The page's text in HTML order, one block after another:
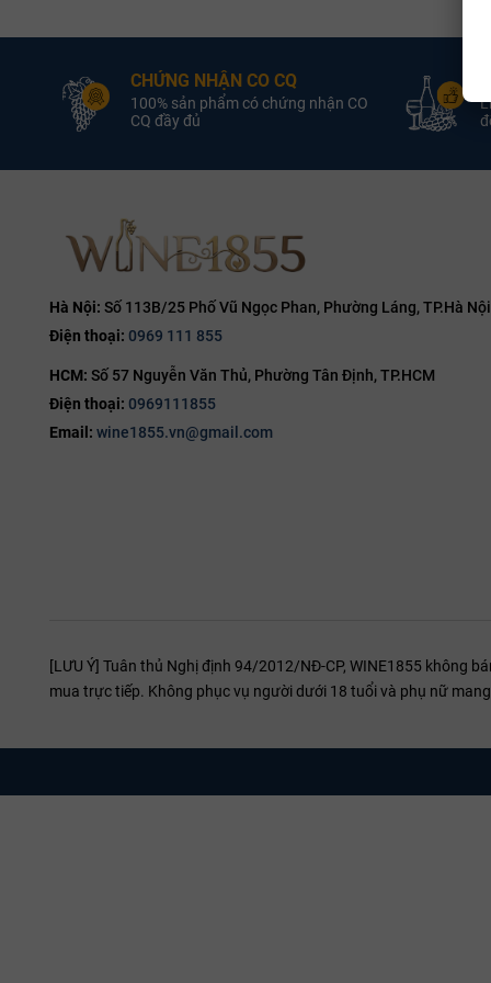
14.1%
14.2%
15%
15.5%
16%
16.5%
17%
5L
6L
lại quá
Mùi
Hệ thống
Cấu trúc
lớp vỏ,
dài trên 30
Để trải
Phô mai
Tại sao
sản phẩm
CHỨNG NHẬN CO CQ
100% sản phẩm có chứng nhận CO
CQ đầy đủ
Hà Nội: Số 113B/25 Phố Vũ Ngọc Phan, Phường Láng, TP.Hà Nội
Điện thoại: 0969 111 855
HCM: Số 57 Nguyễn Văn Thủ, Phường Tân Định, TP.HCM
Điện thoại: 0969111855
Email: wine1855.vn@gmail.com
[LƯU Ý] Tuân thủ Nghị định 94/2012/NĐ-CP, WINE1855 không
mua trực tiếp. Không phục vụ người dưới 18 tuổi và phụ nữ